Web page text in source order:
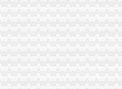
报数据未提取过来如何处理？
纳税人适用）|广东省国家税务局
值税申报表_土豆
决-阿里巴巴生意经
-原创-搜狐
交流群组_新浪博客
_工商税务_中顾律网